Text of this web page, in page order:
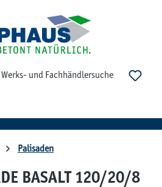
Werks- und Fachhändlersuche Du
0 Positionen. Der Gesamtwert
Palisaden
BASALT 120/20/8